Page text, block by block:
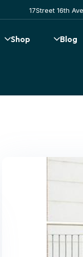
17Street 16th
Blog
Shop